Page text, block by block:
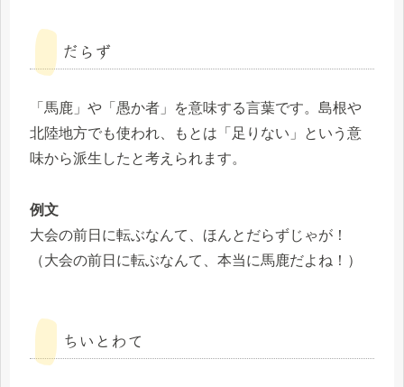
だらず
「馬鹿」や「愚か者」を意味する言葉です。島根や
北陸地方でも使われ、もとは「足りない」という意
味から派生したと考えられます。
例文
大会の前日に転ぶなんて、ほんとだらずじゃが！
（大会の前日に転ぶなんて、本当に馬鹿だよね！）
ちいとわて